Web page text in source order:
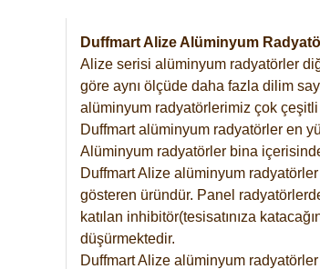
Duffmart Alize Alüminyum
Alize serisi alüminyum radyatörler
göre aynı ölçüde daha fazla dilim
alüminyum radyatörlerimiz çok
Duffmart alüminyum radyatörler en
Alüminyum radyatörler bina
Duffmart Alize alüminyum radyatörler
gösteren üründür. Panel
katılan inhibitör(tesisatınıza
düşürmektedir.
Duffmart Alize alüminyum